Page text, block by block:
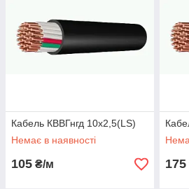
Кабель КВВГнгд 10х2,5(LS)
Немає в наявності
105 ₴/м 175